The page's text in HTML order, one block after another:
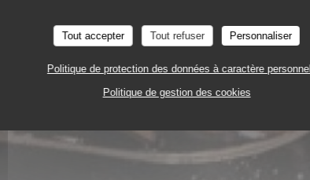
Tout accepter Tout refuser Personnaliser
Politique de protection des données à caractère personnel
Politique de gestion des cookies